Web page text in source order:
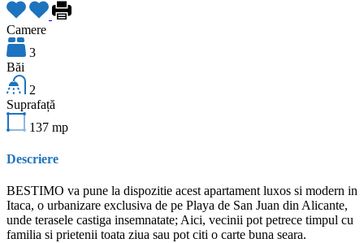
Camere
3
Băi
2
Suprafață
137 mp
Descriere
BESTIMO va pune la dispozitie acest apartament luxos si modern in
Itaca, o urbanizare exclusiva de pe Playa de San Juan din Alicante,
unde terasele castiga insemnatate; Aici, vecinii pot petrece timpul cu
familia si prietenii toata ziua sau pot citi o carte buna seara.